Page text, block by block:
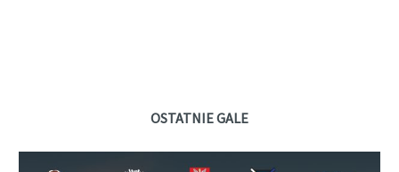
OSTATNIE GALE